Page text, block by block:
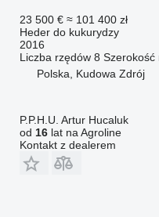
23 500 € ≈ 101 400 zł
Heder do kukurydzy
2016
Liczba rzędów 8 Szerokość
Polska, Kudowa Zdrój
P.P.H.U. Artur Hucaluk
od 16lat na Agroline
Kontakt z dealerem